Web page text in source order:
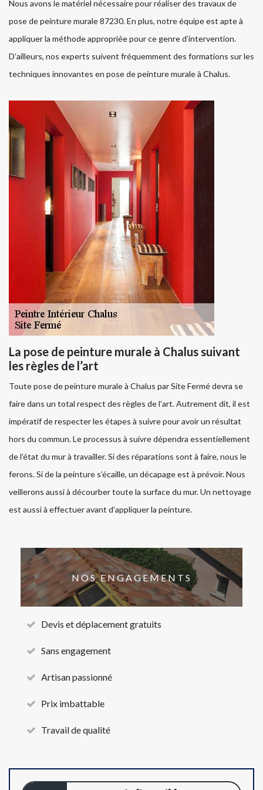
Nous avons le matériel nécessaire pour réaliser des travaux de
pose de peinture murale 87230. En plus, notre équipe est apte à
appliquer la méthode appropriée pour ce genre d’intervention.
D’ailleurs, nos experts suivent fréquemment des formations sur les
techniques innovantes en pose de peinture murale à Chalus.
La pose de peinture murale à Chalus suivant
les règles de l’art
Toute pose de peinture murale à Chalus par Site Fermé devra se
faire dans un total respect des règles de l’art. Autrement dit, il est
impératif de respecter les étapes à suivre pour avoir un résultat
hors du commun. Le processus à suivre dépendra essentiellement
de l’état du mur à travailler. Si des réparations sont à faire, nous le
ferons. Si de la peinture s’écaille, un décapage est à prévoir. Nous
veillerons aussi à décourber toute la surface du mur. Un nettoyage
est aussi à effectuer avant d’appliquer la peinture.
NOS ENGAGEMENTS
Devis et déplacement gratuits
Sans engagement
Artisan passionné
Prix imbattable
Travail de qualité